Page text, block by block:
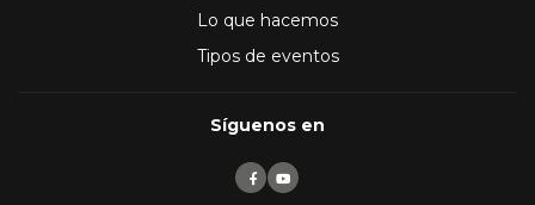
Lo que hacemos
Tipos de eventos
Síguenos en